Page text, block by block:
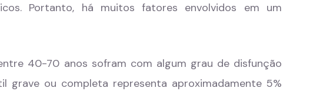
Portanto, há muitos fatores envolvidos em um
40-70 anos sofram com algum grau de disfunção
grave ou completa representa aproximadamente 5%